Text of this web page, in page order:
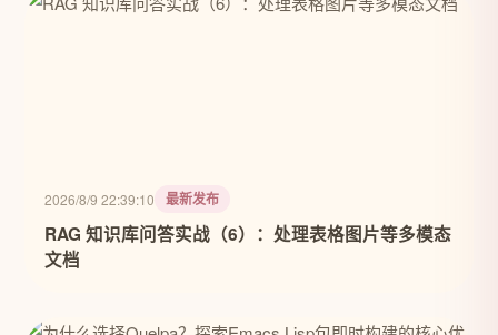
2026/8/9 22:39:10 最新发布
RAG 知识库问答实战（6）：处理表格图片等多模态
文档